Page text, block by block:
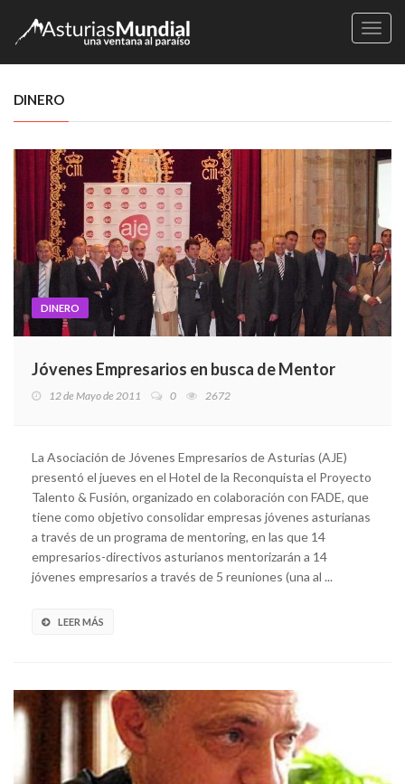
DINERO
DINERO
Jóvenes Empresarios en busca de Mentor
12 de Mayo de 2011 0 2672
La Asociación de Jóvenes Empresarios de Asturias (AJE)
presentó el jueves en el Hotel de la Reconquista el Proyecto
Talento & Fusión, organizado en colaboración con FADE, que
tiene como objetivo consolidar empresas jóvenes asturianas
a través de un programa de mentoring, en las que 14
empresarios-directivos asturianos mentorizarán a 14
jóvenes empresarios a través de 5 reuniones (una al ...
LEER MÁS